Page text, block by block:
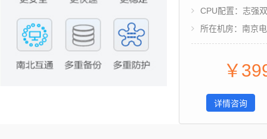
CPU配置：志强
所在机房：南京
￥
详情咨询